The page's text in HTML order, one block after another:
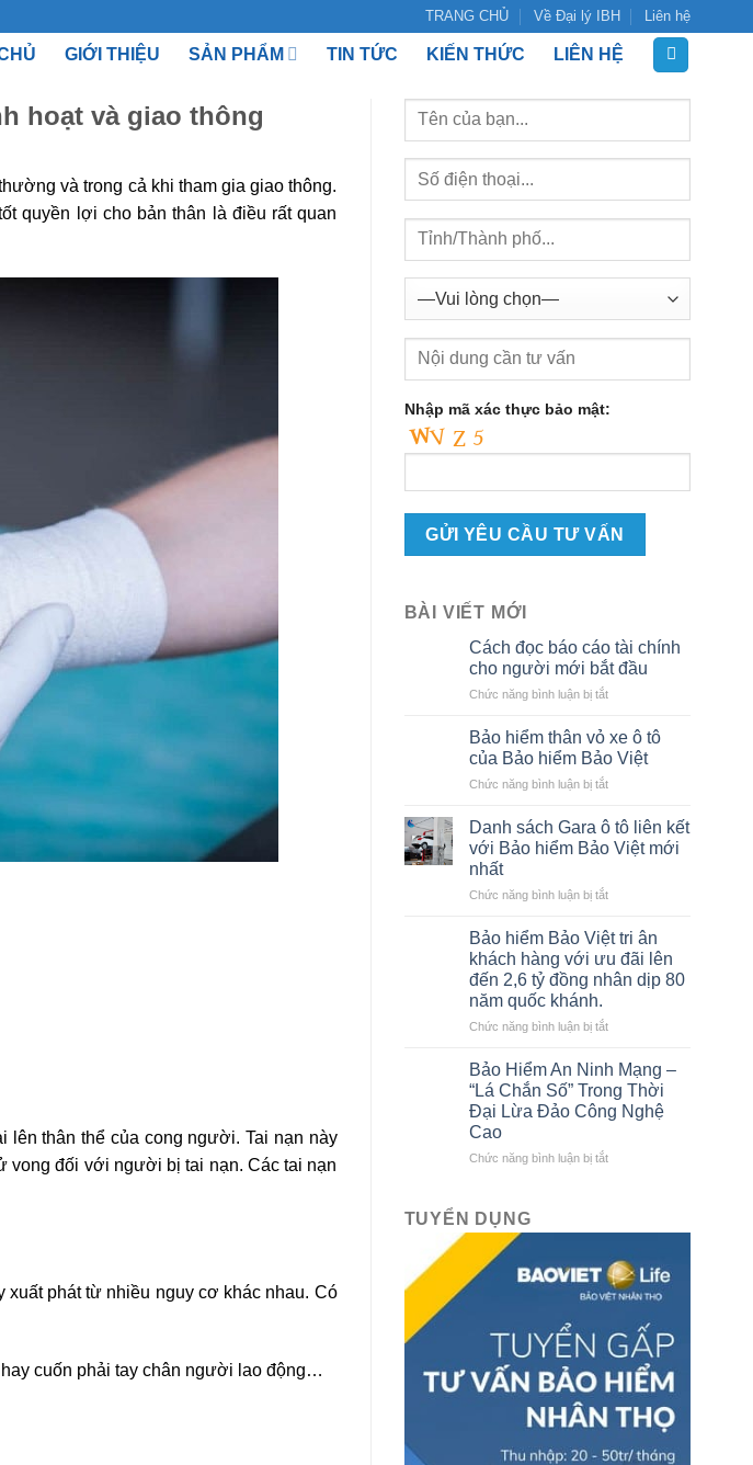
TRANG CHỦ Về Đại lý IBH Liên hệ
GIỚI THIỆU SẢN PHẨM TIN TỨC KIẾN THỨC LIÊN HỆ
hoạt và giao thông
và trong cả khi tham gia giao thông.
quyền lợi cho bản thân là điều rất quan
thân thể của cong người. Tai nạn này
vong đối với người bị tai nạn. Các tai nạn
phát từ nhiều nguy cơ khác nhau. Có
hay cuốn phải tay chân người lao động…
Nhập mã xác thực bảo mật:
BÀI VIẾT MỚI
Cách đọc báo cáo tài chính
cho người mới bắt đầu
Chức năng bình luận bị tắtở
báo
cáo
tài
cho
người
đầu
Bảo hiểm thân vỏ xe ô tô
của Bảo hiểm Bảo Việt
Chức năng bình luận bị tắtở
hiểm
thân
vỏ
ô
của
Bảo
hiểm
Bảo
Danh sách Gara ô tô liên kết
với Bảo hiểm Bảo Việt mới
nhất
Chức năng bình luận bị tắtở
sách
Gara
ô
tô
kết
Bảo
Bảo
Việt
nhất
Bảo hiểm Bảo Việt tri ân
khách hàng với ưu đãi lên
đến 2,6 tỷ đồng nhân dịp 80
năm quốc khánh.
Chức năng bình luận bị tắtở
hiểm
Bảo
Việt
tri
khách
đãi
đến
2,6
nhân
dịp
80
năm
Bảo Hiểm An Ninh Mạng –
“Lá Chắn Số” Trong Thời
Đại Lừa Đảo Công Nghệ
Cao
Chức năng bình luận bị tắtở
Ninh
–
“Lá
Trong
Thời
Đại
Lừa
Nghệ
TUYỂN DỤNG